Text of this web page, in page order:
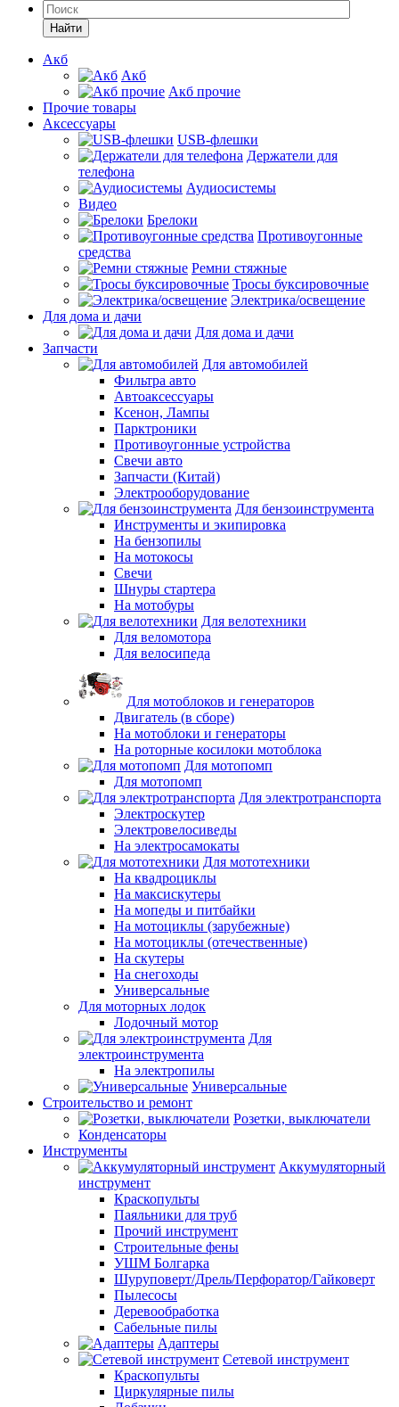
Найти
Акб
Акб
Акб прочие
Прочие товары
Аксессуары
USB-флешки
Держатели для
телефона
Аудиосистемы
Видео
Брелоки
Противоугонные
средства
Ремни стяжные
Тросы буксировочные
Электрика/освещение
Для дома и дачи
Для дома и дачи
Запчасти
Для автомобилей
Фильтра авто
Автоаксессуары
Ксенон, Лампы
Парктроники
Противоугонные устройства
Свечи авто
Запчасти (Китай)
Электрооборудование
Для бензоинструмента
Инструменты и экипировка
На бензопилы
На мотокосы
Свечи
Шнуры стартера
На мотобуры
Для велотехники
Для веломотора
Для велосипеда
Для мотоблоков и генераторов
Двигатель (в сборе)
На мотоблоки и генераторы
На роторные косилоки мотоблока
Для мотопомп
Для мотопомп
Для электротранспорта
Электроскутер
Электровелосиведы
На электросамокаты
Для мототехники
На квадроциклы
На максискутеры
На мопеды и питбайки
На мотоциклы (зарубежные)
На мотоциклы (отечественные)
На скутеры
На снегоходы
Универсальные
Для моторных лодок
Лодочный мотор
Для
электроинструмента
На электропилы
Универсальные
Строительство и ремонт
Розетки, выключатели
Конденсаторы
Инструменты
Аккумуляторный
инструмент
Краскопульты
Паяльники для труб
Прочий инструмент
Строительные фены
УШМ Болгарка
Шуруповерт/Дрель/Перфоратор/Гайковерт
Пылесосы
Деревообработка
Сабельные пилы
Адаптеры
Сетевой инструмент
Краскопульты
Циркулярные пилы